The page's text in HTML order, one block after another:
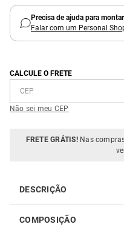
Precisa de ajuda para
Falar com um Personal
CALCULE O FRETE
Não sei meu CEP
FRETE GRÁTIS!Nas
DESCRIÇÃO
uma peça com design
COMPOSIÇÃO